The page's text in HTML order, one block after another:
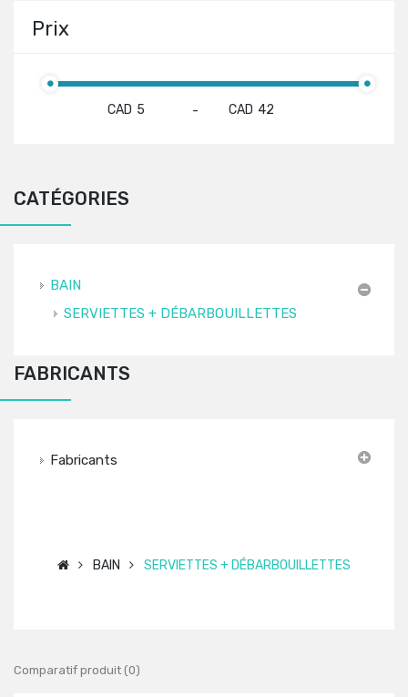
Prix
CAD - CAD
CATÉGORIES
BAIN
SERVIETTES + DÉBARBOUILLETTES
FABRICANTS
Fabricants
BAIN SERVIETTES + DÉBARBOUILLETTES
Comparatif produit (0)